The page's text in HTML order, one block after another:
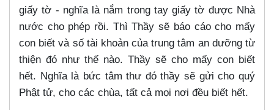
giấy tờ - nghĩa là nắm trong tay giấy tờ được Nhà
nước cho phép rồi. Thì Thầy sẽ báo cáo cho mấy
con biết và số tài khoản của trung tâm an dưỡng từ
thiện đó như thế nào. Thầy sẽ cho mấy con biết
hết. Nghĩa là bức tâm thư đó thầy sẽ gửi cho quý
Phật tử, cho các chùa, tất cả mọi nơi đều biết hết.